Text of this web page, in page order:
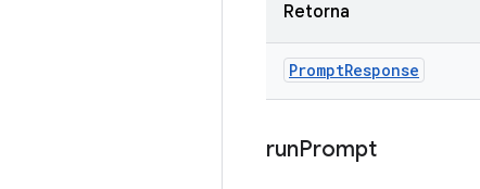
Retorna
PromptResponse
runPrompt